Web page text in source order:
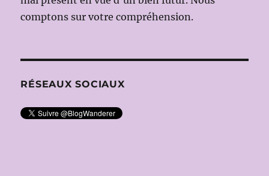
comptons sur votre compréhension.
RÉSEAUX SOCIAUX